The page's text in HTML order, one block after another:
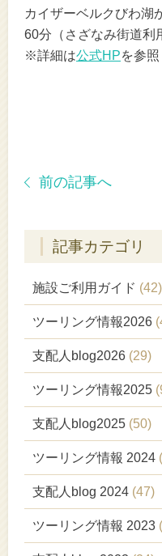
カイザーベルクびわ湖
60分（さざなみ街道利
※詳細は公式HPを参
前の記事へ
記事カテゴリ
施設ご利用ガイド (42)
ツーリング情報2026
支配人blog2026 (29)
ツーリング情報2025
支配人blog2025 (50)
ツーリング情報 2024
支配人blog 2024 (47)
ツーリング情報 2023